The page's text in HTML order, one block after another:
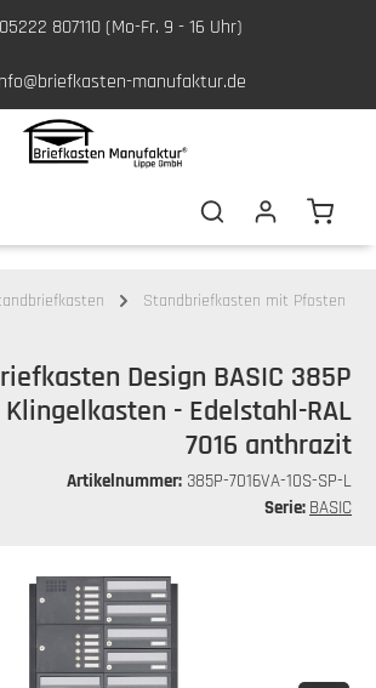
05222 807110 (Mo-Fr. 9 - 16 Uhr)
manufaktur.de
Standbriefkasten mit Pfosten
Design BASIC 385P
Klingelkasten - Edelstahl-RAL
7016 anthrazit
Artikelnummer: 385P-7016VA-10S-SP-L
Serie: BASIC